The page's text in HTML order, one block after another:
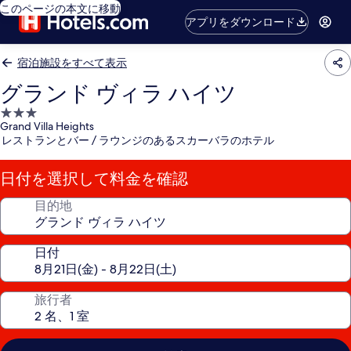
このページの本文に移動
アプリをダウンロード
宿泊施設をすべて表示
グランド ヴィラ ハイツ
3.0
つ
星
宿
泊
施
Grand Villa Heights
レストランとバー / ラウンジのあるスカーバラのホテル
日付を選択して料金を確認
目的地
日付
旅行者